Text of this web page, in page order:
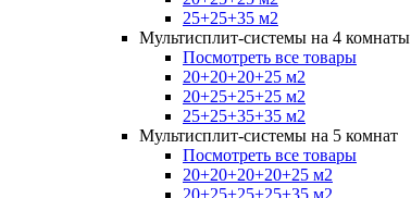
25+25+35 м2
Мультисплит-системы на 4 комнаты
Посмотреть все товары
20+20+20+25 м2
20+25+25+25 м2
25+25+35+35 м2
Мультисплит-системы на 5 комнат
Посмотреть все товары
20+20+20+20+25 м2
20+25+25+25+35 м2